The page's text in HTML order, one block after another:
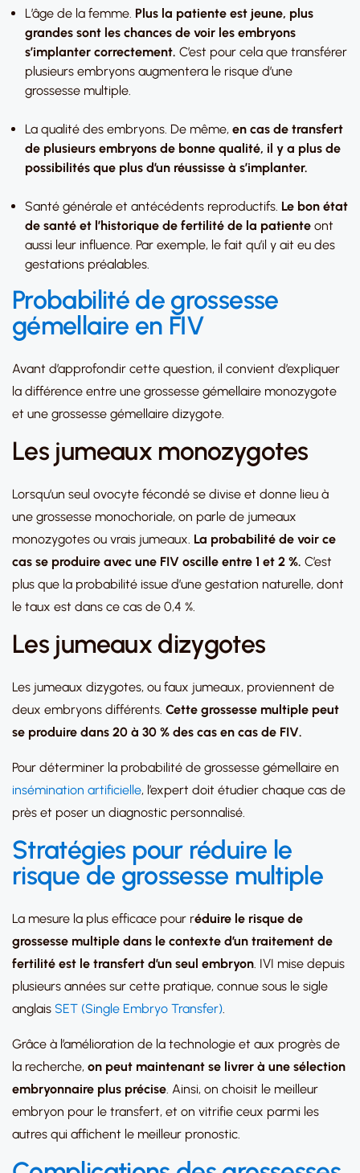
L’âge de la femme. Plus la patiente est jeune, plus
grandes sont les chances de voir les embryons
s’implanter correctement. C’est pour cela que transférer
plusieurs embryons augmentera le risque d’une
grossesse multiple.
La qualité des embryons. De même, en cas de transfert
de plusieurs embryons de bonne qualité, il y a plus de
possibilités que plus d’un réussisse à s’implanter.
Santé générale et antécédents reproductifs. Le bon état
de santé et l’historique de fertilité de la patiente ont
aussi leur influence. Par exemple, le fait qu’il y ait eu des
gestations préalables.
Probabilité de grossesse
gémellaire en FIV
Avant d’approfondir cette question, il convient d’expliquer
la différence entre une grossesse gémellaire monozygote
et une grossesse gémellaire dizygote.
Les jumeaux monozygotes
Lorsqu’un seul ovocyte fécondé se divise et donne lieu à
une grossesse monochoriale, on parle de jumeaux
monozygotes ou vrais jumeaux. La probabilité de voir ce
cas se produire avec une FIV oscille entre 1 et 2 %. C’est
plus que la probabilité issue d’une gestation naturelle, dont
le taux est dans ce cas de 0,4 %.
Les jumeaux dizygotes
Les jumeaux dizygotes, ou faux jumeaux, proviennent de
deux embryons différents. Cette grossesse multiple peut
se produire dans 20 à 30 % des cas en cas de FIV.
Pour déterminer la probabilité de grossesse gémellaire en
insémination artificielle, l’expert doit étudier chaque cas de
près et poser un diagnostic personnalisé.
Stratégies pour réduire le
risque de grossesse multiple
La mesure la plus efficace pour réduire le risque de
grossesse multiple dans le contexte d’un traitement de
fertilité est le transfert d’un seul embryon. IVI mise depuis
plusieurs années sur cette pratique, connue sous le sigle
anglais SET (Single Embryo Transfer).
Grâce à l’amélioration de la technologie et aux progrès de
la recherche, on peut maintenant se livrer à une sélection
embryonnaire plus précise. Ainsi, on choisit le meilleur
embryon pour le transfert, et on vitrifie ceux parmi les
autres qui affichent le meilleur pronostic.